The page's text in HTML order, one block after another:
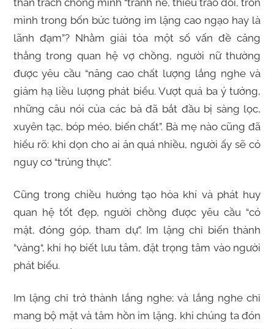
than trách chồng mình “tránh né, thiếu trao đổi, trốn
mình trong bốn bức tường im lặng cao ngạo hay là
lãnh đạm”? Nhằm giải tỏa một số vấn đề căng
thẳng trong quan hệ vợ chồng, người nữ thường
được yêu cầu “nâng cao chất lượng lắng nghe và
giảm hạ liều lượng phát biểu. Vượt quá ba ý tưởng,
những câu nói của các bà đã bắt đầu bị sàng lọc,
xuyên tạc, bóp méo, biến chất”. Bà mẹ nào cũng đã
hiểu rõ: khi dọn cho ai ăn quá nhiều, người ấy sẽ có
nguy cơ “trúng thực”.
Cũng trong chiều hướng tạo hòa khí và phát huy
quan hệ tốt đẹp, người chồng được yêu cầu “có
mặt, đóng góp, tham dự”. Im lặng chỉ biến thành
“vàng“, khi họ biết lưu tâm, đặt trọng tâm vào người
phát biểu.
Im lặng chỉ trở thành lắng nghe; và lắng nghe chỉ
mang bộ mặt và tâm hồn im lặng, khi chúng ta đón